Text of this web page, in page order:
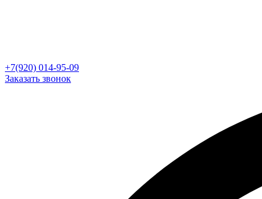
+7(920) 014-95-09
Заказать звонок